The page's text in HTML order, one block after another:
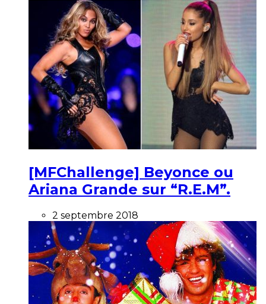
[MFChallenge] Beyonce ou
Ariana Grande sur “R.E.M”.
2 septembre 2018